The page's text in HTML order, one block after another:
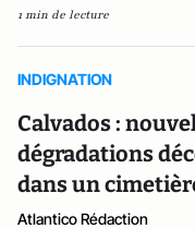
1 min de lecture
INDIGNATION
Calvados :
dégradations
dans un
Atlantico Rédaction